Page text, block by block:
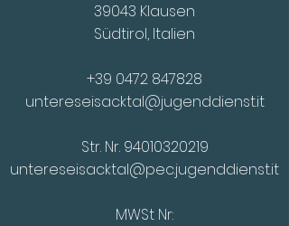
39043 Klausen
Südtirol, Italien
+39 0472 847828
untereseisacktal@jugenddienst.it
Str. Nr. 94010320219
untereseisacktal@pec.jugenddienst.it
MWSt Nr: